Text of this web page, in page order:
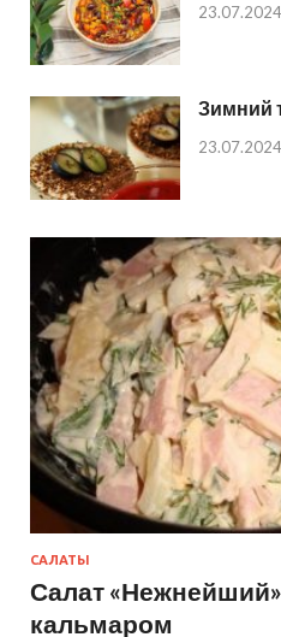
23.07.2024
Зимний
23.07.2024
САЛАТЫ
Салат
кальмаром